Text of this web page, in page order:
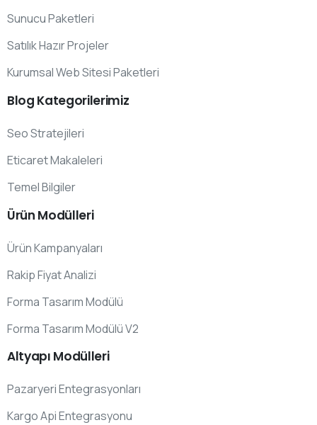
Sunucu Paketleri
Satılık Hazır Projeler
Kurumsal Web Sitesi Paketleri
Blog Kategorilerimiz
Seo Stratejileri
Eticaret Makaleleri
Temel Bilgiler
Ürün Modülleri
Ürün Kampanyaları
Rakip Fiyat Analizi
Forma Tasarım Modülü
Forma Tasarım Modülü V2
Altyapı Modülleri
Pazaryeri Entegrasyonları
Kargo Api Entegrasyonu